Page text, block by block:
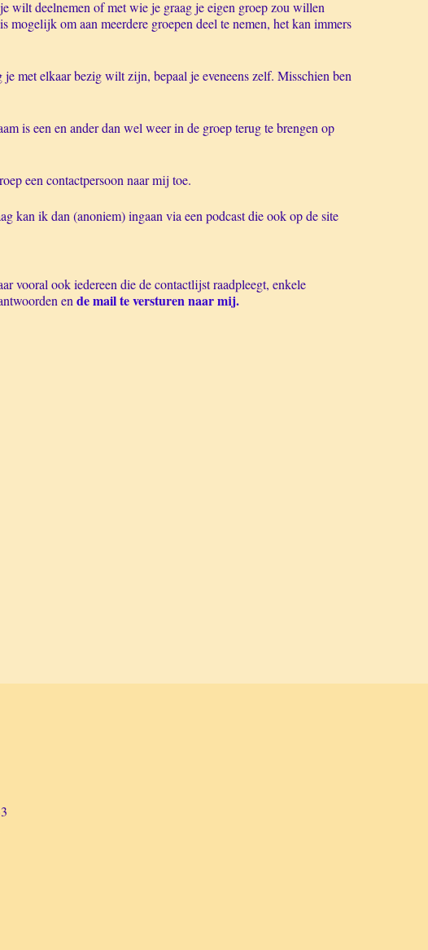
wilt deelnemen of met wie je graag je eigen groep zou willen
om aan meerdere groepen deel te nemen, het kan immers
met elkaar bezig wilt zijn, bepaal je eveneens zelf. Misschien ben
is een en ander dan wel weer in de groep terug te brengen op
een contactpersoon naar mij toe.
kan ik dan (anoniem) ingaan via een podcast die ook op de site
vooral ook iedereen die de contactlijst raadpleegt, enkele
en de mail te versturen naar mij.